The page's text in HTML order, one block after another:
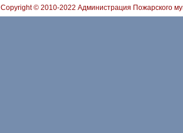
Copyright © 2010-2022 Администрация Пожарского